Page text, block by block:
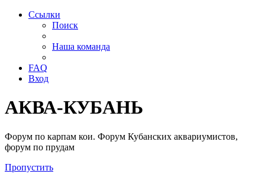
Ссылки
Поиск
Наша команда
FAQ
Вход
АКВА-КУБАНЬ
Форум по карпам кои. Форум Кубанских аквариумистов,
форум по прудам
Пропустить